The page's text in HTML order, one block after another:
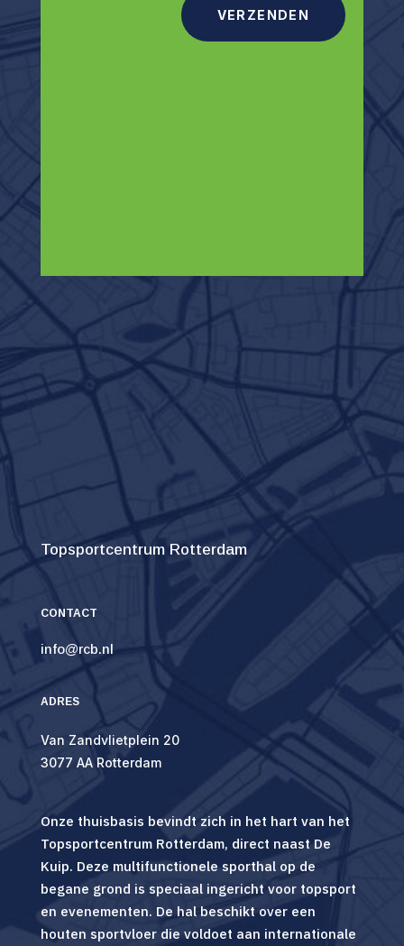
VERZENDEN
Topsportcentrum Rotterdam
CONTACT
info@rcb.nl
ADRES
Van Zandvlietplein 20
3077 AA Rotterdam
Onze thuisbasis bevindt zich in het hart van het
Topsportcentrum Rotterdam, direct naast De
Kuip. Deze multifunctionele sporthal op de
begane grond is speciaal ingericht voor topsport
en evenementen. De hal beschikt over een
houten sportvloer die voldoet aan internationale